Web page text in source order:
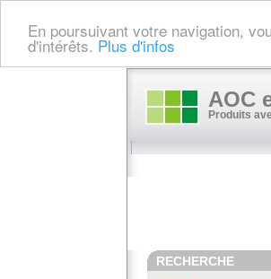
En poursuivant votre navigation,
d'intérêts. Plus d'infos
AOC
Produits
RECHERCHE